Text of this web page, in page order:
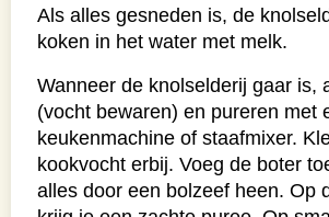
Als alles gesneden is, de
koken in het water met melk.
Wanneer de knolselderij gaar is,
(vocht bewaren) en pureren met
keukenmachine of staafmixer.
kookvocht erbij. Voeg de boter
alles door een bolzeef heen. Op